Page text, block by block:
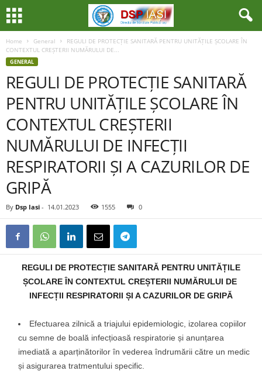
Home General
REGULI DE PROTECȚIE SANITARĂ PENTRU UNITĂȚILE ȘCOLARE ÎN
CONTEXTUL CREȘTERII NUMĂRULUI DE...
GENERAL
REGULI DE PROTECȚIE SANITARĂ
PENTRU UNITĂȚILE ȘCOLARE ÎN
CONTEXTUL CREȘTERII
NUMĂRULUI DE INFECȚII
RESPIRATORII ȘI A CAZURILOR DE
GRIPĂ
By Dsp Iasi - 14.01.2023 1555 0
REGULI DE PROTECȚIE SANITARĂ PENTRU UNITĂȚILE
ȘCOLARE ÎN CONTEXTUL CREȘTERII NUMĂRULUI DE
INFECȚII RESPIRATORII ȘI A CAZURILOR DE GRIPĂ
Efectuarea zilnică a triajului epidemiologic, izolarea copiilor
cu semne de boală infecțioasă respiratorie și anunțarea
imediată a aparținătorilor în vederea îndrumării către un medic
și asigurarea tratmentului specific.